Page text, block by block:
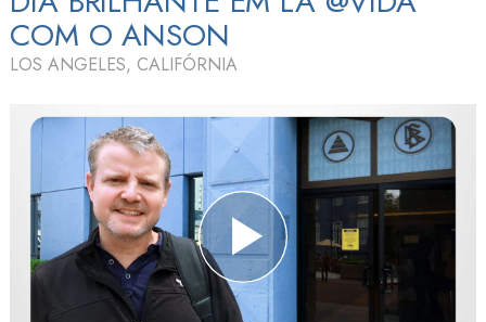
COM O ANSON
LOS ANGELES, CALIFÓRNIA